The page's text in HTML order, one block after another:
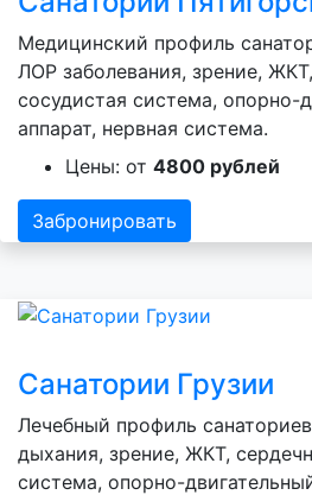
Медицинский профиль
ЛОР заболевания, зрение,
сосудистая система, опорно-
аппарат, нервная система.
Цены: от 4800 рублей
Забронировать
Санатории Грузии
Лечебный профиль
дыхания, зрение, ЖКТ,
система, опорно-